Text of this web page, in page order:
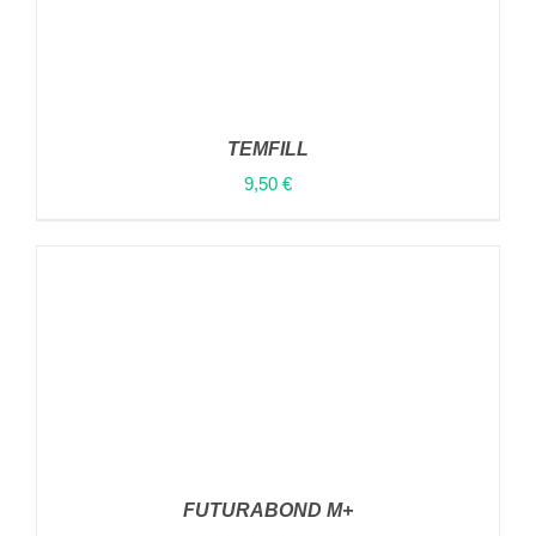
TEMFILL
9,50 €
FUTURABOND M+